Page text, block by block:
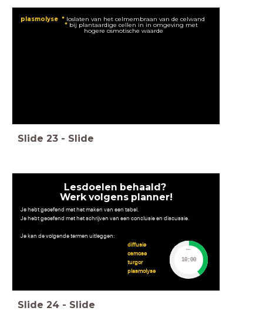
plasmolyse * loslaten van het celmembraan van de celwand
*bij plantaardige cellen in in omgeving met
hogere osmotische waarde
Slide 23 - Slide
Lesdoelen behaald?
Werk volgens planner!
Je hebt geoefend met het maken van een tabel.
Je hebt geoefend met het schrijven van een conclusie en discussie.
Je kan de volgende termen uitleggen:
diffusie
osmose
turgor
plasmolyse
timer
10:00
Slide 24 - Slide